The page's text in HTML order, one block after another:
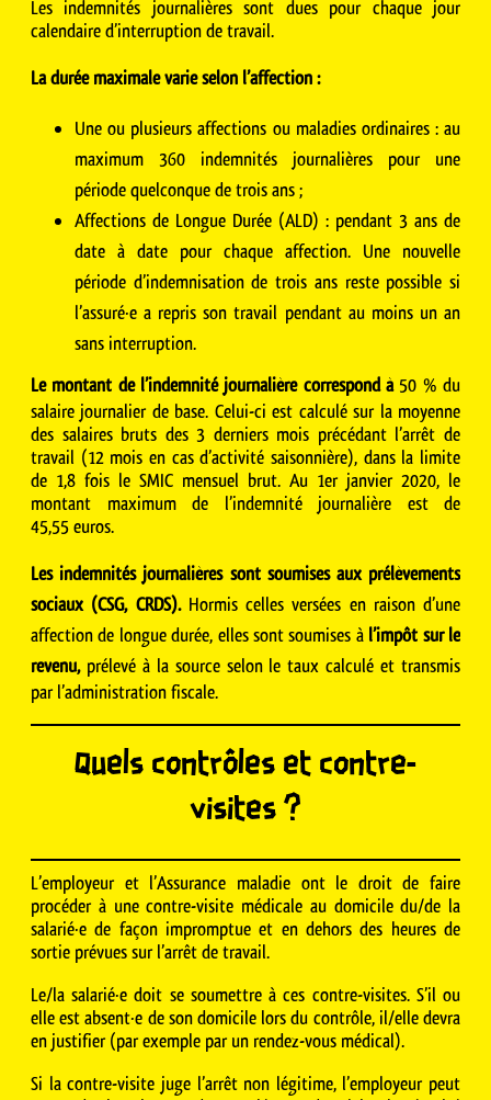
Les indemnités journalières sont dues pour chaque jour
calendaire d’interruption de travail.
La durée maximale varie selon l’affection :
Une ou plusieurs affections ou maladies ordinaires : au
maximum 360 indemnités journalières pour une
période quelconque de trois ans ;
Affections de Longue Durée (ALD) : pendant 3 ans de
date à date pour chaque affection. Une nouvelle
période d’indemnisation de trois ans reste possible si
l’assuré·e a repris son travail pendant au moins un an
sans interruption.
Le montant de l’indemnité journalière correspond à50 % du
salaire journalier de base. Celui-ci est calculé sur la moyenne
des salaires bruts des 3 derniers mois précédant l’arrêt de
travail (12 mois en cas d’activité saisonnière), dans la limite
de 1,8 fois le SMIC mensuel brut. Au 1er janvier 2020, le
montant maximum de l’indemnité journalière est de
45,55 euros.
Les indemnités journalières sont soumises aux prélèvements
sociaux (CSG, CRDS).Hormis celles versées en raison d’une
affection de longue durée, elles sont soumises à l’impôt sur le
revenu,prélevé à la source selon le taux calculé et transmis
par l’administration fiscale.
Quels contrôles et contre-
visites ?
L’employeur et l’Assurance maladie ont le droit de faire
procéder à une contre-visite médicale au domicile du/de la
salarié·e de façon impromptue et en dehors des heures de
sortie prévues sur l’arrêt de travail.
Le/la salarié·e doit se soumettre à ces contre-visites. S’il ou
elle est absent·e de son domicile lors du contrôle, il/elle devra
en justifier (par exemple par un rendez-vous médical).
Si la contre-visite juge l’arrêt non légitime, l’employeur peut